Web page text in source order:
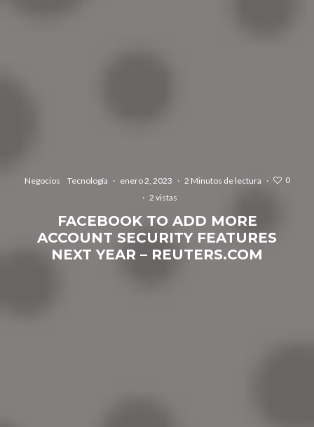
Negocios Tecnología · enero 2, 2023 · 2 Minutos de lectura ·
0
· 2 vistas
FACEBOOK TO ADD MORE
ACCOUNT SECURITY FEATURES
NEXT YEAR – REUTERS.COM